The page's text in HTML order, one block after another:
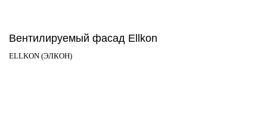
Вентилируемый фасад Ellkon
ELLKON (ЭЛКОН)